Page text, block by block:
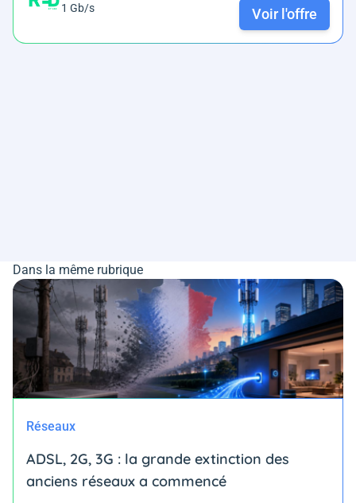
1 Gb/s Voir l'offre
Dans la même rubrique
Réseaux
ADSL, 2G, 3G : la grande extinction des
anciens réseaux a commencé